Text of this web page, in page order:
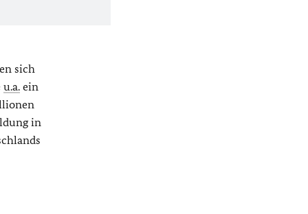
sich
u.a. ein
in